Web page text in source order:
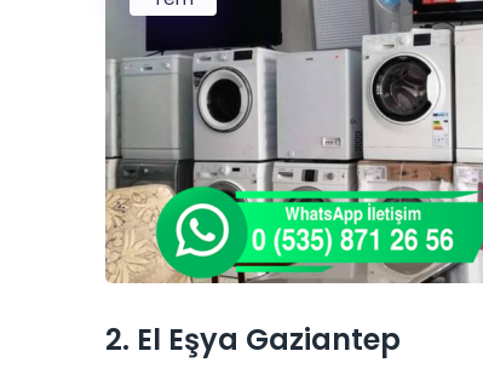
2. El Eşya Gaziantep